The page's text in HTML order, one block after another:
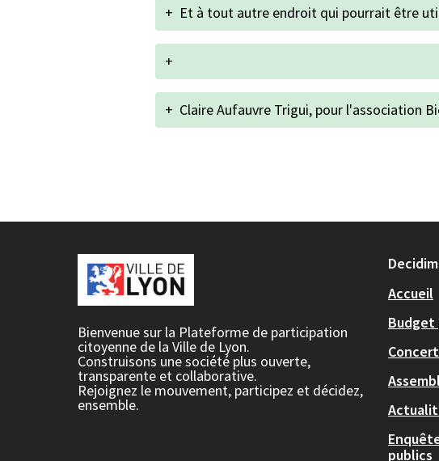
+ Et à tout autre endroit qui pourrait être
+
+ Claire Aufauvre Trigui, pour l'association
Bienvenue sur la Plateforme de participation
citoyenne de la Ville de Lyon.
Construisons une société plus ouverte,
transparente et collaborative.
Rejoignez le mouvement, participez et décidez,
ensemble.
Decidim
Accueil
publics